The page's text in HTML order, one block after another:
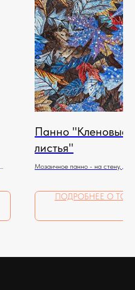
Панно "Кленовые
листья"
Мозаичное панно - на стену, для
ПОДРОБНЕЕ О